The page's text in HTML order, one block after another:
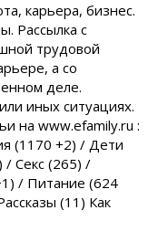
карьера, бизнес.
Рассылка с
трудовой
а со
деле.
иных ситуациях.
на www.efamily.ru :
(1170 +2) / Дети
/ Секс (265) /
/ Питание (624
(11) Как